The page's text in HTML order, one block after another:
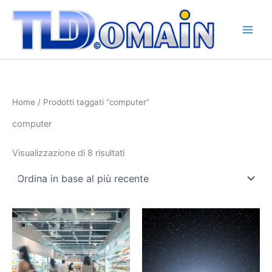
contenuto
Home / Prodotti taggati “computer”
computer
Visualizzazione di 8 risultati
base
al
più
recente